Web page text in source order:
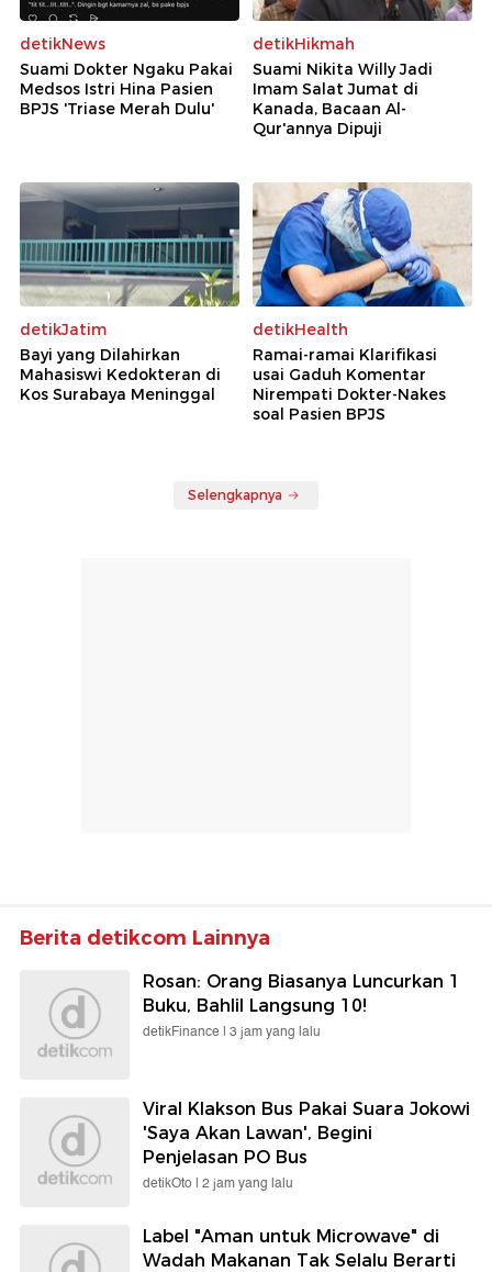
detikNews
Suami Dokter Ngaku Pakai
Medsos Istri Hina Pasien
BPJS 'Triase Merah Dulu'
detikHikmah
Suami Nikita Willy Jadi
Imam Salat Jumat di
Kanada, Bacaan Al-
Qur'annya Dipuji
detikJatim
Bayi yang Dilahirkan
Mahasiswi Kedokteran di
Kos Surabaya Meninggal
detikHealth
Ramai-ramai Klarifikasi
usai Gaduh Komentar
Nirempati Dokter-Nakes
soal Pasien BPJS
Selengkapnya
Berita detikcom Lainnya
Rosan: Orang Biasanya Luncurkan 1
Buku, Bahlil Langsung 10!
detikFinance | 3 jam yang lalu
Viral Klakson Bus Pakai Suara Jokowi
'Saya Akan Lawan', Begini
Penjelasan PO Bus
detikOto | 2 jam yang lalu
Label "Aman untuk Microwave" di
Wadah Makanan Tak Selalu Berarti